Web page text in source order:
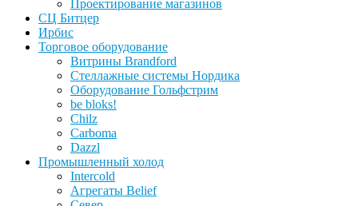
Проектирование магазинов
СЦ Битцер
Ирбис
Торговое оборудование
Витрины Brandford
Стеллажные системы Нордика
Оборудование Гольфстрим
be bloks!
Chilz
Carboma
Dazzl
Промышленный холод
Intercold
Агрегаты Belief